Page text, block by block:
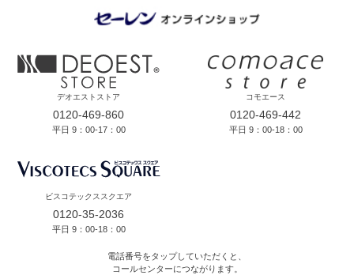
デオエストストア
0120-469-860
平日 9：00-17：00
コモエース
0120-469-442
平日 9：00-18：00
ビスコテックススクエア
0120-35-2036
平日 9：00-18：00
電話番号をタップしていただくと、
コールセンターにつながります。